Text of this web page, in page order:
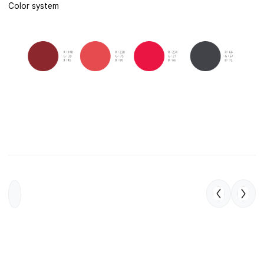
Color system